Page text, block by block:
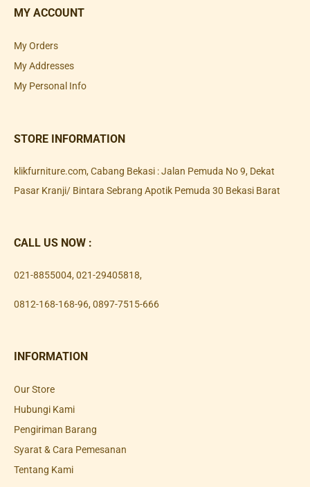
MY ACCOUNT
My Orders
My Addresses
My Personal Info
STORE INFORMATION
klikfurniture.com, Cabang Bekasi : Jalan Pemuda No 9, Dekat
Pasar Kranji/ Bintara Sebrang Apotik Pemuda 30 Bekasi Barat
CALL US NOW :
021-8855004, 021-29405818,
0812-168-168-96, 0897-7515-666
INFORMATION
Our Store
Hubungi Kami
Pengiriman Barang
Syarat & Cara Pemesanan
Tentang Kami